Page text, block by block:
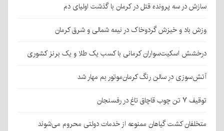
سازش در سه پرونده قتل در کرمان با گذشت اولیای دم
وزش باد و خیزش گردوخاک در نیمه شمالی و شرق کرمان
درخشش اسکیت‌سواران کرمانی با کسب یک طلا و یک برنز کشوری
آتش‌سوزی در سالن رنگ کرمان‌موتور بم مهار شد
توقیف ۷ تن چوب قاچاق تاغ در رفسنجان
متخلفان کشت گیاهان ممنوعه از خدمات دولتی محروم می‌شوند